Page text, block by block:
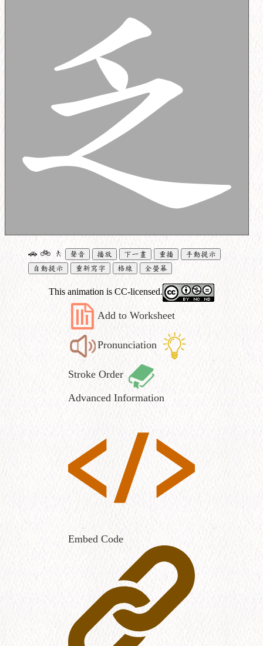
🚗 🚲 🚶 聲音 播放 下一畫 重播
手動提示
自動提示
重新寫字 格線 全螢幕
This animation is CC-licensed.
Add to Worksheet
Pronunciation
Stroke Order
Advanced Information
Embed Code